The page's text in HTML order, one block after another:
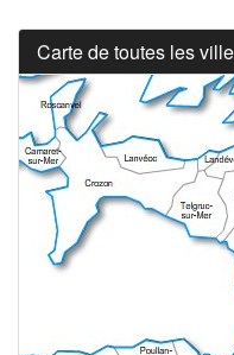
Carte de toutes les